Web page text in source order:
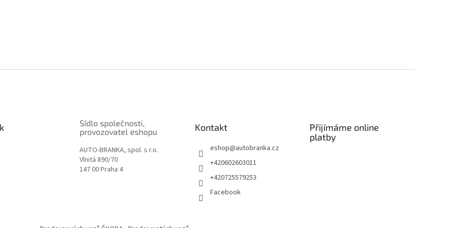
Sídlo společnosti,
provozovatel eshopu
AUTO-BRANKA, spol. s r.o.
Vlnitá 890/70
147 00 Praha 4
Kontakt
eshop@autobranka.cz
+420602603011
+420725579253
Facebook
Přijímáme online
platby